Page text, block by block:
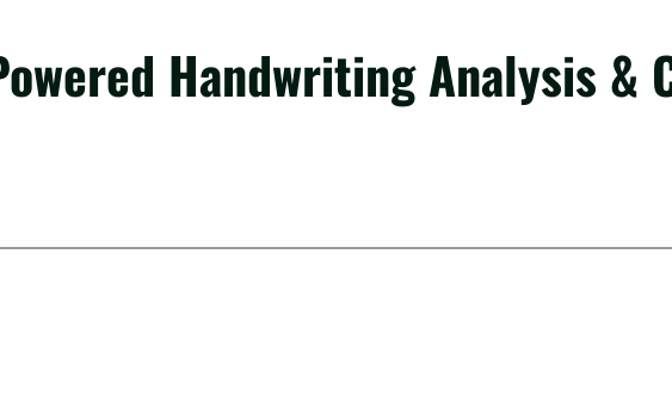
Handwriting Analysis &